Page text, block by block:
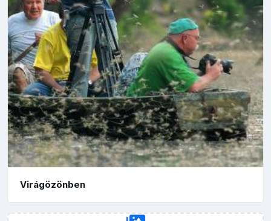
Virágözönben